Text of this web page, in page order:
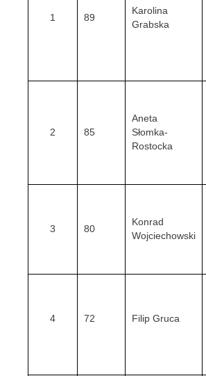
1 89
Karolina
Grabska
2 85
Aneta
Słomka-
Rostocka
3 80
Konrad
Wojciechowski
4 72 Filip Gruca